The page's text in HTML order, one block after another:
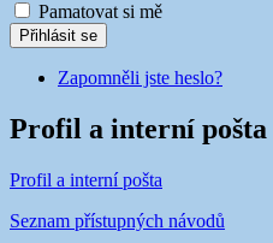
Pamatovat si mě
Přihlásit se
Zapomněli jste heslo?
Profil a interní pošta
Profil a interní pošta
Seznam přístupných návodů